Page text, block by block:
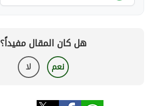
هل كان المقال مفيداً؟
نعم لا